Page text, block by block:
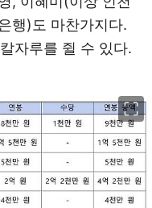
행)도 마찬가지다.
자루를 쥘 수 있다.